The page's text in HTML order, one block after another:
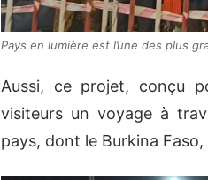
Pays en lumière est l’une des plus
Aussi, ce projet, conçu
visiteurs un voyage à
pays, dont le Burkina